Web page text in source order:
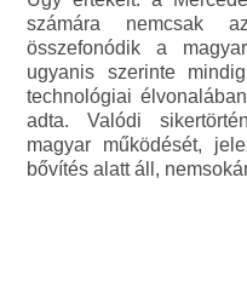
számára nemcsak
összefonódik a
ugyanis szerinte
technológiai
adta. Valódi
magyar működését,
bővítés alatt áll,